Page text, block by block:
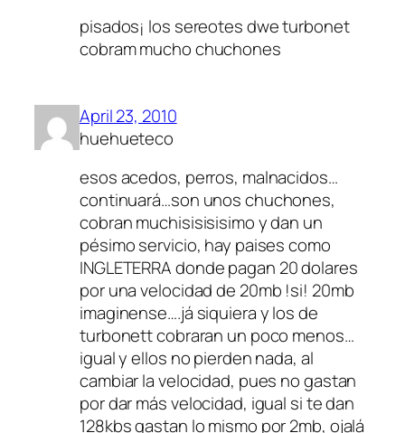
pisados¡ los sereotes dwe turbonet
cobram mucho chuchones
April 23, 2010
huehueteco
esos acedos, perros, malnacidos…
continuará…son unos chuchones,
cobran muchisisisisimo y dan un
pésimo servicio, hay paises como
INGLETERRA donde pagan 20 dolares
por una velocidad de 20mb !si! 20mb
imaginense….já siquiera y los de
turbonett cobraran un poco menos…
igual y ellos no pierden nada, al
cambiar la velocidad, pues no gastan
por dar más velocidad, igual si te dan
128kbs gastan lo mismo por 2mb, ojalá